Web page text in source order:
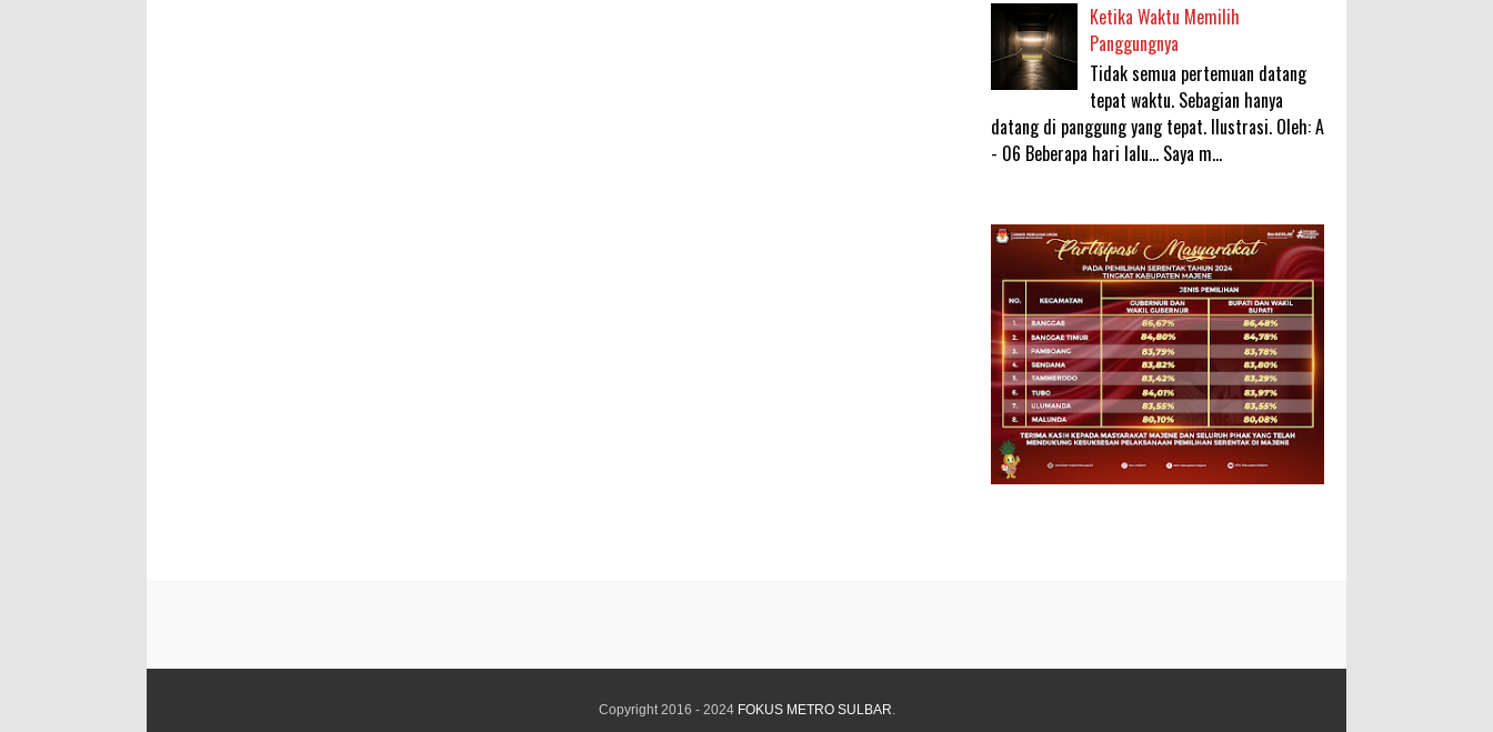
Ketika Waktu Memilih
Panggungnya
Tidak semua pertemuan datang
tepat waktu. Sebagian hanya
datang di panggung yang tepat. Ilustrasi. Oleh: A
- 06 Beberapa hari lalu... Saya m...
Copyright 2016 - 2024 FOKUS METRO SULBAR.